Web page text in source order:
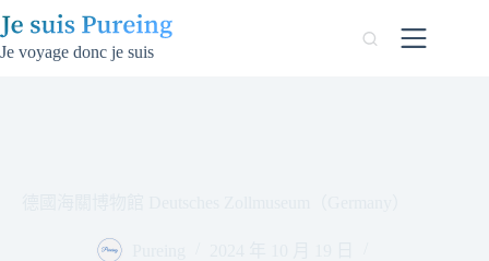
跳
至
Je voyage donc je suis